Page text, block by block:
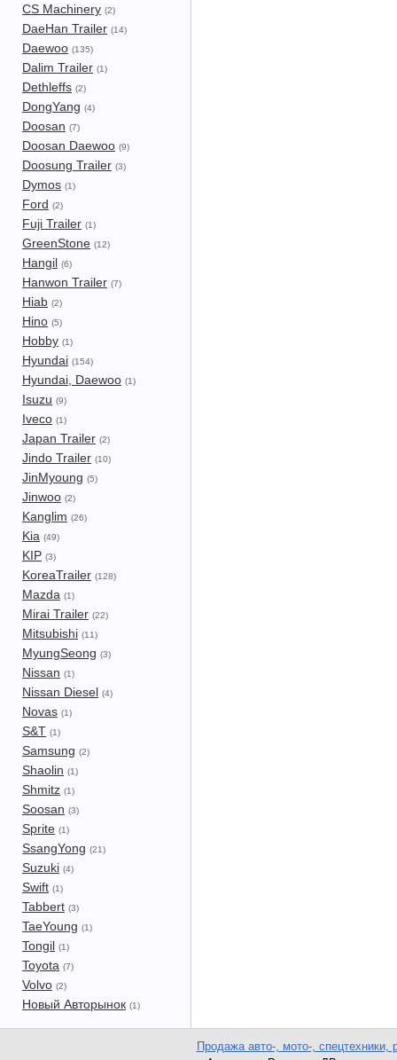
CS Machinery (2)
DaeHan Trailer (14)
Daewoo (135)
Dalim Trailer (1)
Dethleffs (2)
DongYang (4)
Doosan (7)
Doosan Daewoo (9)
Doosung Trailer (3)
Dymos (1)
Ford (2)
Fuji Trailer (1)
GreenStone (12)
Hangil (6)
Hanwon Trailer (7)
Hiab (2)
Hino (5)
Hobby (1)
Hyundai (154)
Hyundai, Daewoo (1)
Isuzu (9)
Iveco (1)
Japan Trailer (2)
Jindo Trailer (10)
JinMyoung (5)
Jinwoo (2)
Kanglim (26)
Kia (49)
KIP (3)
KoreaTrailer (128)
Mazda (1)
Mirai Trailer (22)
Mitsubishi (11)
MyungSeong (3)
Nissan (1)
Nissan Diesel (4)
Novas (1)
S&T (1)
Samsung (2)
Shaolin (1)
Shmitz (1)
Soosan (3)
Sprite (1)
SsangYong (21)
Suzuki (4)
Swift (1)
Tabbert (3)
TaeYoung (1)
Tongil (1)
Toyota (7)
Volvo (2)
Новый Авторынок (1)
Продажа авто-, мото-, спецтехники,